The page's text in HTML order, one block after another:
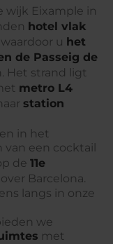
wijk Eixample in
hotel vlak
waardoor u het
de Passeig de
Het strand ligt
metro L4
station
in het
van een cocktail
de 11e
Barcelona.
langs in onze
we
met